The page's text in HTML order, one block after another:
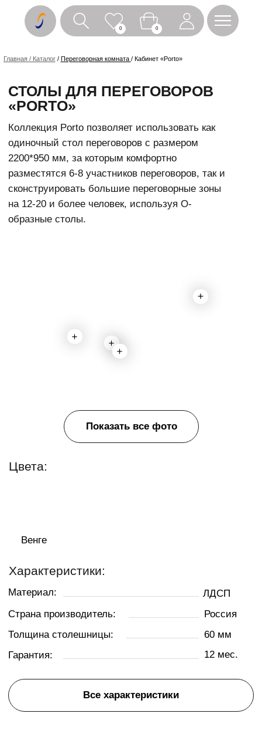
0 0
СТОЛЫ ДЛЯ ПЕРЕГОВОРОВ
Коллекция Porto позволяет использовать как
одиночный стол переговоров с размером
2200*950 мм, за которым комфортно
разместятся 6-8 участников переговоров, так и
сконструировать большие переговорные зоны
на 12-20 и более человек, используя O-
образные столы.
Страна производитель:
ЛДСП
Гарантия:
ХАРАКТЕРИСТИКИ